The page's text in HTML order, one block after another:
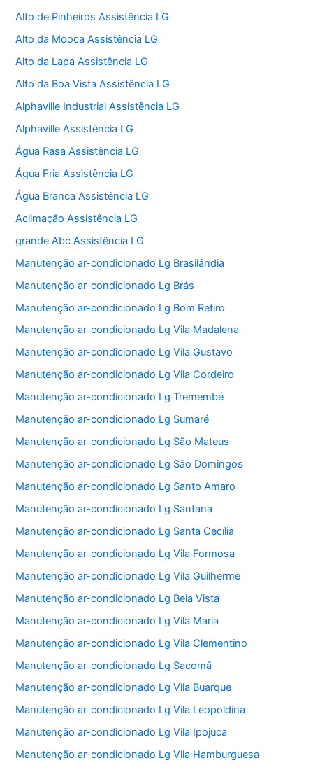
Alto de Pinheiros Assistência LG
Alto da Mooca Assistência LG
Alto da Lapa Assistência LG
Alto da Boa Vista Assistência LG
Alphaville Industrial Assistência LG
Alphaville Assistência LG
Água Rasa Assistência LG
Água Fria Assistência LG
Água Branca Assistência LG
Aclimação Assistência LG
grande Abc Assistência LG
Manutenção ar-condicionado Lg Brasilândia
Manutenção ar-condicionado Lg Brás
Manutenção ar-condicionado Lg Bom Retiro
Manutenção ar-condicionado Lg Vila Madalena
Manutenção ar-condicionado Lg Vila Gustavo
Manutenção ar-condicionado Lg Vila Cordeiro
Manutenção ar-condicionado Lg Tremembé
Manutenção ar-condicionado Lg Sumaré
Manutenção ar-condicionado Lg São Mateus
Manutenção ar-condicionado Lg São Domingos
Manutenção ar-condicionado Lg Santo Amaro
Manutenção ar-condicionado Lg Santana
Manutenção ar-condicionado Lg Santa Cecília
Manutenção ar-condicionado Lg Vila Formosa
Manutenção ar-condicionado Lg Vila Guilherme
Manutenção ar-condicionado Lg Bela Vista
Manutenção ar-condicionado Lg Vila Maria
Manutenção ar-condicionado Lg Vila Clementino
Manutenção ar-condicionado Lg Sacomã
Manutenção ar-condicionado Lg Vila Buarque
Manutenção ar-condicionado Lg Vila Leopoldina
Manutenção ar-condicionado Lg Vila Ipojuca
Manutenção ar-condicionado Lg Vila Hamburguesa